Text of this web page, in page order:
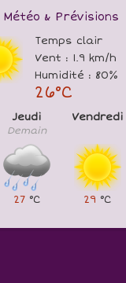
Météo & Prévisions
Temps clair
Vent : 1.9 km/h
Humidité : 80%
26°C
Jeudi
Demain
27 °C
Vendredi
29 °C